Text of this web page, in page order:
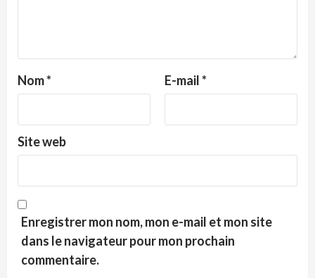
Nom* E-mail*
Site web
Enregistrer mon nom, mon e-mail et mon site
dans le navigateur pour mon prochain
commentaire.